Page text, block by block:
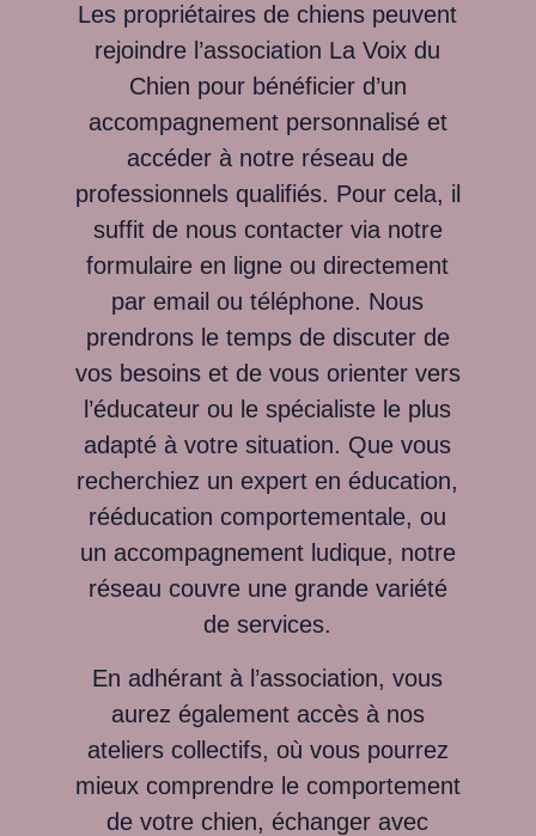
Les propriétaires de chiens peuvent
rejoindre l’association La Voix du
Chien pour bénéficier d’un
accompagnement personnalisé et
accéder à notre réseau de
professionnels qualifiés. Pour cela, il
suffit de nous contacter via notre
formulaire en ligne ou directement
par email ou téléphone. Nous
prendrons le temps de discuter de
vos besoins et de vous orienter vers
l’éducateur ou le spécialiste le plus
adapté à votre situation. Que vous
recherchiez un expert en éducation,
rééducation comportementale, ou
un accompagnement ludique, notre
réseau couvre une grande variété
de services.
En adhérant à l’association, vous
aurez également accès à nos
ateliers collectifs, où vous pourrez
mieux comprendre le comportement
de votre chien, échanger avec